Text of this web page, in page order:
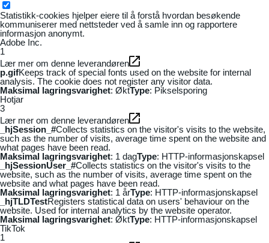
Statistikk-cookies hjelper eiere til å forstå hvordan besøkende
kommuniserer med nettsteder ved å samle inn og rapportere
informasjon anonymt.
Adobe Inc.
1
Lær mer om denne leverandøren
p.gifKeeps track of special fonts used on the website for internal
analysis. The cookie does not register any visitor data.
Maksimal lagringsvarighet: ØktType: Pikselsporing
Hotjar
3
Lær mer om denne leverandøren
_hjSession_#Collects statistics on the visitor's visits to the website,
such as the number of visits, average time spent on the website and
what pages have been read.
Maksimal lagringsvarighet: 1 dagType: HTTP-informasjonskapsel
_hjSessionUser_#Collects statistics on the visitor's visits to the
website, such as the number of visits, average time spent on the
website and what pages have been read.
Maksimal lagringsvarighet: 1 årType: HTTP-informasjonskapsel
_hjTLDTestRegisters statistical data on users' behaviour on the
website. Used for internal analytics by the website operator.
Maksimal lagringsvarighet: ØktType: HTTP-informasjonskapsel
TikTok
1